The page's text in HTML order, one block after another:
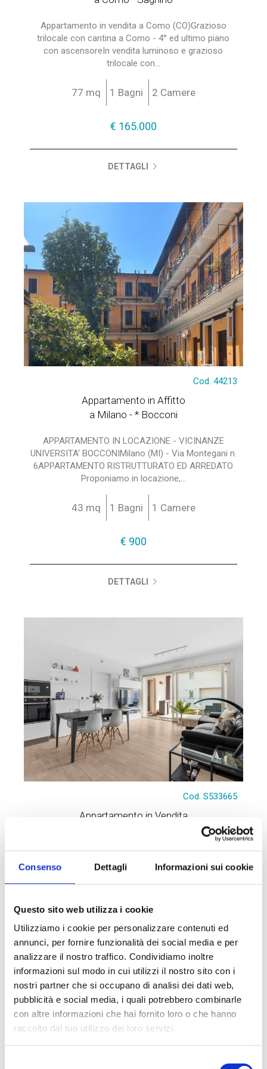
Consenso Dettagli Informazioni sui cookie
Questo sito web utilizza i cookie
Utilizziamo i cookie per personalizzare contenuti ed
annunci, per fornire funzionalità dei social media e per
analizzare il nostro traffico. Condividiamo inoltre
informazioni sul modo in cui utilizzi il nostro sito con i
nostri partner che si occupano di analisi dei dati web,
pubblicità e social media, i quali potrebbero combinarle
con altre informazioni che hai fornito loro o che hanno
raccolto dal tuo utilizzo dei loro servizi.
Appartamento in vendita a Como (CO)Grazioso
trilocale con cantina a Como - 4° ed ultimo piano
con ascensoreIn vendita luminoso e grazioso
trilocale con...
77 mq 1 Bagni 2 Camere
€ 165.000
DETTAGLI
Cod. 44213
Appartamento in Affitto
a Milano - * Bocconi
APPARTAMENTO IN LOCAZIONE - VICINANZE
UNIVERSITA' BOCCONIMilano (MI) - Via Montegani n.
6APPARTAMENTO RISTRUTTURATO ED ARREDATO
Proponiamo in locazione,...
43 mq 1 Bagni 1 Camere
€ 900
DETTAGLI
Cod. S533665
Appartamento in Vendita
Via San Carlo, in una zona tranquilla a vocazione
residenziale, comoda con i mezzi e servizi
100 mq 3 Camere
€ 300.000
DETTAGLI